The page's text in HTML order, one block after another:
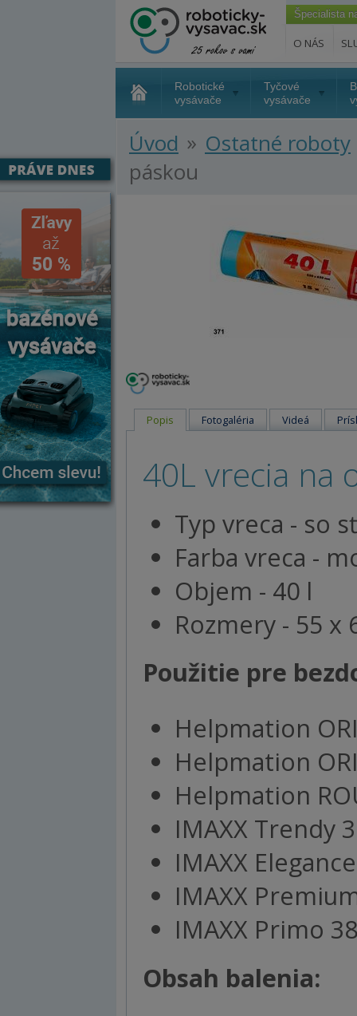
Špecialista
O NÁS
Robotické
vysávače
Tyčové
vysávače
Úvod » Ostatné roboty
páskou
Popis Fotogaléria Videá
40L vrecia na
Typ vreca - so
Farba vreca -
Objem - 40 l
Rozmery - 55 x
Použitie pre
Helpmation
Helpmation
Helpmation
IMAXX Trendy
IMAXX
IMAXX
IMAXX Primo
Obsah balenia: